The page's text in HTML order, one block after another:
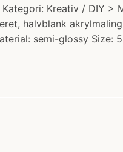
Kreativ / DIY >
halvblank
semi-glossy Size: